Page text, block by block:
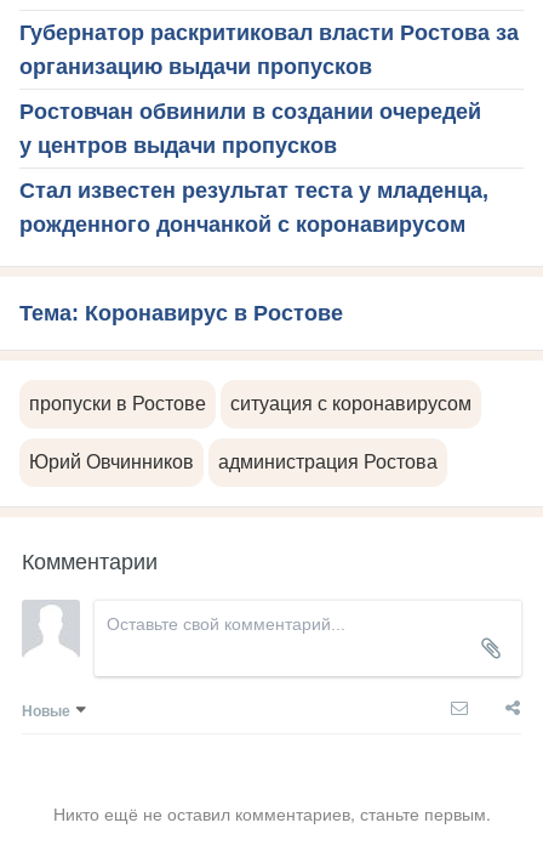
Губернатор раскритиковал власти Ростова за
организацию выдачи пропусков
Ростовчан обвинили в создании очередей
у центров выдачи пропусков
Стал известен результат теста у младенца,
рожденного дончанкой с коронавирусом
Тема: Коронавирус в Ростове
пропуски в Ростове ситуация с коронавирусом
Юрий Овчинников администрация Ростова
Комментарии
Новые
Никто ещё не оставил комментариев, станьте первым.